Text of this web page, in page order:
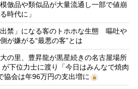
倣品や類似品が大量流通し一部で値崩
時代に」
禁」になる客のトホホな生態 嘔吐や
が嫌がる“最悪の客”とは
の里、豊昇龍が黒星続きの名古屋場所
下位力士に渡り「今日はみんなで焼肉
会は年96万円の支出増に